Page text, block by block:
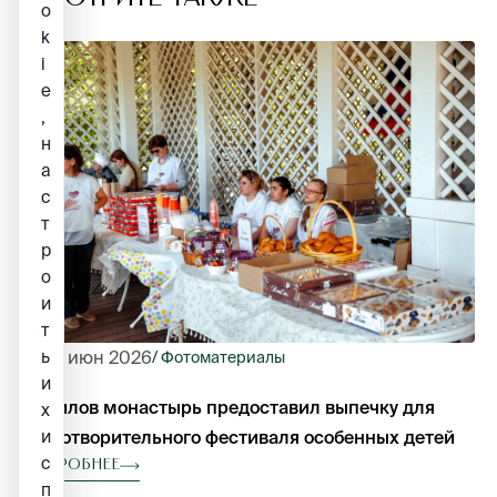
25 июн 2026/ Фотоматериалы
Данилов монастырь предоставил выпечку для
благотворительного фестиваля особенных детей
Подробнее
o
k
i
e
,
н
а
с
т
р
о
и
т
ь
и
х
и
с
п